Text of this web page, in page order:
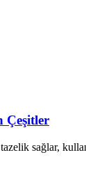
Çeşitler
sağlar,